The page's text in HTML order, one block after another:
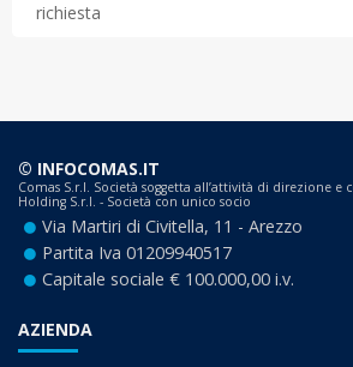
richiesta
© INFOCOMAS.IT
Comas S.r.l. Società soggetta all’attività di direzione e
Holding S.r.l. - Società con unico socio
Via Martiri di Civitella, 11 - Arezzo
Partita Iva 01209940517
Capitale sociale € 100.000,00 i.v.
AZIENDA